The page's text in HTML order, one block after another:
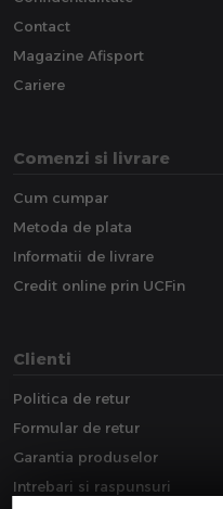
Contact
Magazine Afisport
Cariere
Comenzi si livrare
Cum cumpar
Metoda de plata
Informatii de livrare
Credit online prin UCFin
Clienti
Politica de retur
Formular de retur
Garantia produselor
Intrebari si raspunsuri